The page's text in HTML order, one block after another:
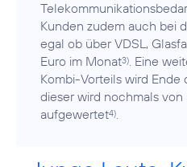
Kunden zudem auch bei
egal ob über VDSL,
Euro im Monat3). Eine
Kombi-Vorteils wird Ende
dieser wird nochmals von
aufgewertet4).